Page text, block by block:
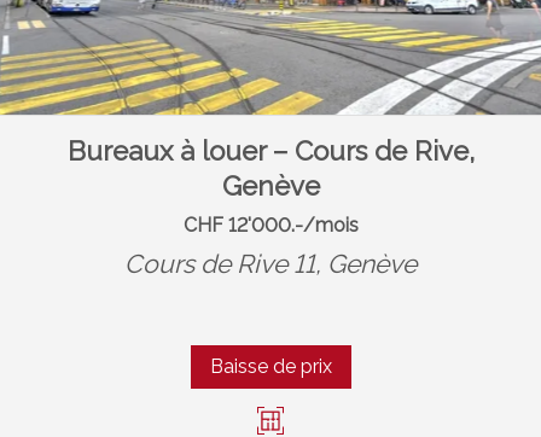
Bureaux à louer – Cours de Rive,
Genève
CHF 12'000.-/mois
Cours de Rive 11, Genève
Baisse de prix